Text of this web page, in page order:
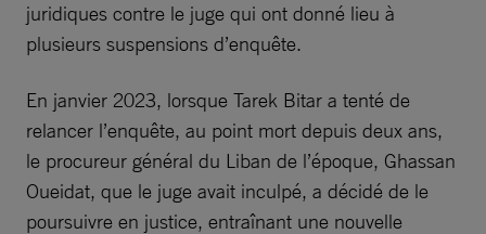
juridiques contre le juge qui ont donné lieu à
plusieurs suspensions d’enquête.
En janvier 2023, lorsque Tarek Bitar a tenté de
relancer l’enquête, au point mort depuis deux ans,
le procureur général du Liban de l’époque, Ghassan
Oueidat, que le juge avait inculpé, a décidé de le
poursuivre en justice, entraînant une nouvelle